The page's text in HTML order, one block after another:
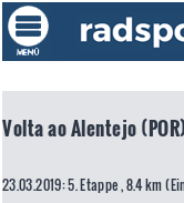
Volta ao Alentejo
23.03.2019: 5. Etappe , 8.4 km